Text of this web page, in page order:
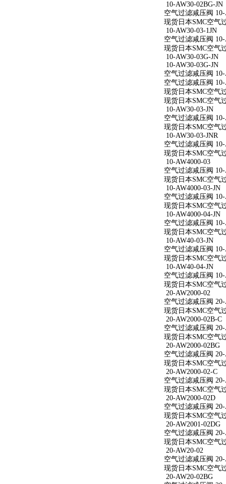
10-AW30-02BG-JN
空气过滤减压阀 10-
现货日本SMC空气
10-AW30-03-1JN
空气过滤减压阀 10-
现货日本SMC空气
10-AW30-03G-JN
10-AW30-03G-JN
空气过滤减压阀 10-
空气过滤减压阀 10-
现货日本SMC空气
现货日本SMC空气
10-AW30-03-JN
空气过滤减压阀 10-
现货日本SMC空气
10-AW30-03-JNR
空气过滤减压阀 10-
现货日本SMC空气
10-AW4000-03
空气过滤减压阀 10-
现货日本SMC空气
10-AW4000-03-JN
空气过滤减压阀 10-
现货日本SMC空气
10-AW4000-04-JN
空气过滤减压阀 10-
现货日本SMC空气
10-AW40-03-JN
空气过滤减压阀 10-
现货日本SMC空气
10-AW40-04-JN
空气过滤减压阀 10-
现货日本SMC空气
20-AW2000-02
空气过滤减压阀 20-
现货日本SMC空气
20-AW2000-02B-C
空气过滤减压阀 20-
现货日本SMC空气
20-AW2000-02BG
空气过滤减压阀 20-
现货日本SMC空气
20-AW2000-02-C
空气过滤减压阀 20-
现货日本SMC空气
20-AW2000-02D
空气过滤减压阀 20-
现货日本SMC空气
20-AW2001-02DG
空气过滤减压阀 20-
现货日本SMC空气
20-AW20-02
空气过滤减压阀 20-
现货日本SMC空气
20-AW20-02BG